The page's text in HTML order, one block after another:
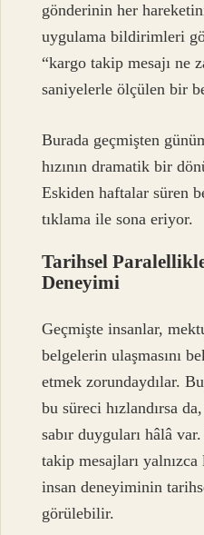
gönderinin her
uygulama bildirimleri
“kargo takip mesajı ne
saniyelerle ölçülen bir
Burada geçmişten
hızının dramatik bir
Eskiden haftalar süren
tıklama ile sona eriyor.
Tarihsel
Deneyimi
Geçmişte insanlar,
belgelerin ulaşmasını
etmek zorundaydılar.
bu süreci hızlandırsa
sabır duyguları hâlâ
takip mesajları
insan deneyiminin
görülebilir.